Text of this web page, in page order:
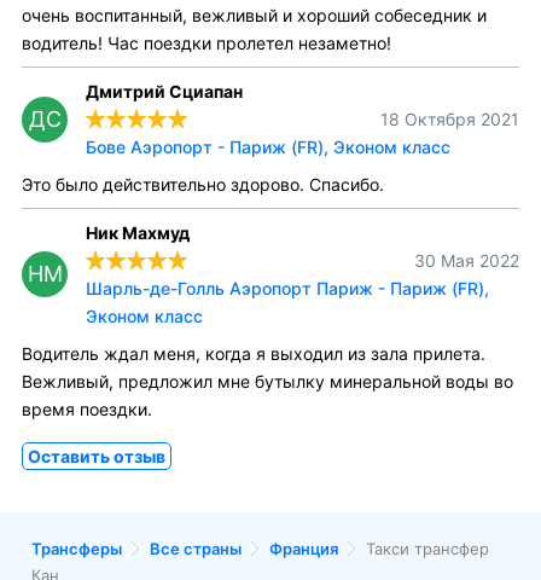
очень воспитанный, вежливый и хороший собеседник и
водитель! Час поездки пролетел незаметно!
ДС
Дмитрий Сциапан
18 Октября 2021
Бове Аэропорт - Париж (FR), Эконом класс
Это было действительно здорово. Спасибо.
НМ
Ник Махмуд
30 Мая 2022
Шарль-де-Голль Аэропорт Париж - Париж (FR),
Эконом класс
Водитель ждал меня, когда я выходил из зала прилета.
Вежливый, предложил мне бутылку минеральной воды во
время поездки.
Оставить отзыв
Трансферы Все страны Франция
Такси трансфер
Кан